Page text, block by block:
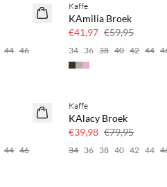
44 46
SAVE20
Kaffe
KAmilia Broek
€41,97 €59,95
34 36 38 40 42 44
44 46
SAVE20
50% korting
Kaffe
KAlacy Broek
€39,98 €79,95
34 36 38 40 42 44